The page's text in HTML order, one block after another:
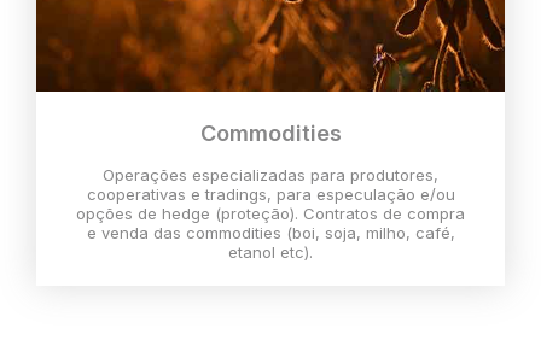
Commodities
Operações especializadas para produtores,
cooperativas e tradings, para especulação e/ou
opções de hedge (proteção). Contratos de compra
e venda das commodities (boi, soja, milho, café,
etanol etc).